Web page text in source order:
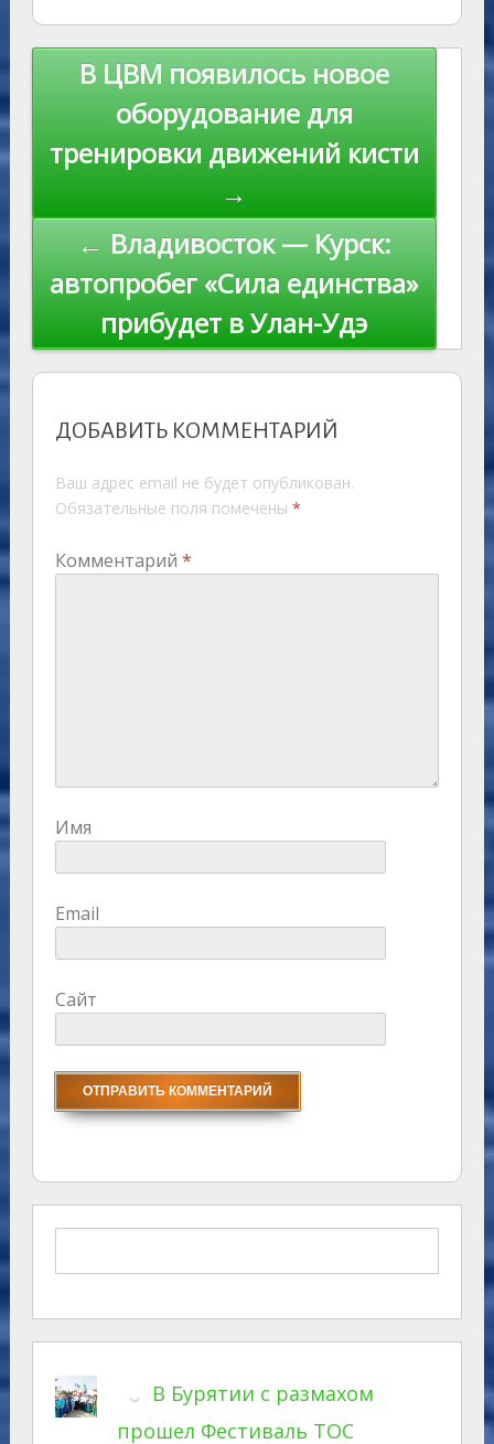
as
s
ni
ki
r
n
al
m p
p
st Li
n
k
Навигация
В ЦВМ появилось новое
оборудование для
тренировки движений кисти
→
← Владивосток — Курск:
автопробег «Сила единства»
прибудет в Улан-Удэ
ДОБАВИТЬ КОММЕНТАРИЙ
Ваш адрес email не будет опубликован.
Обязательные поля помечены *
Комментарий *
Имя
Email
Сайт
В Бурятии с размахом
прошел Фестиваль ТОС